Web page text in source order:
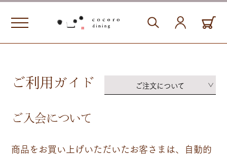
ご利用ガイド ご注文について
ご入会について
商品をお買い上げいただいたお客さまは、自動的